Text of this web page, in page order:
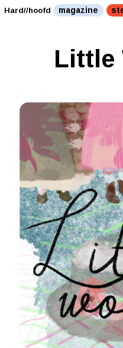
Hard//hoofd magazine
Little